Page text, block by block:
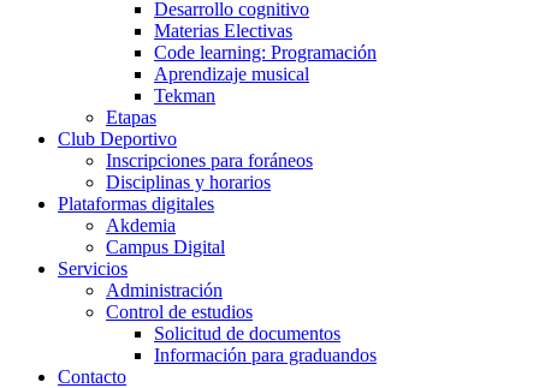
Desarrollo cognitivo
Materias Electivas
Code learning: Programación
Aprendizaje musical
Tekman
Etapas
Club Deportivo
Inscripciones para foráneos
Disciplinas y horarios
Plataformas digitales
Akdemia
Campus Digital
Servicios
Administración
Control de estudios
Solicitud de documentos
Información para graduandos
Contacto